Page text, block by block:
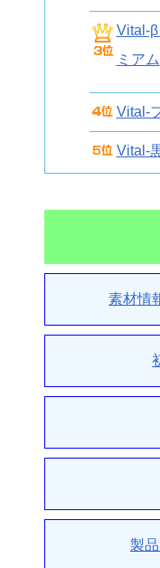
Vital-
ミアム
Vital-
Vital-
素材情
製